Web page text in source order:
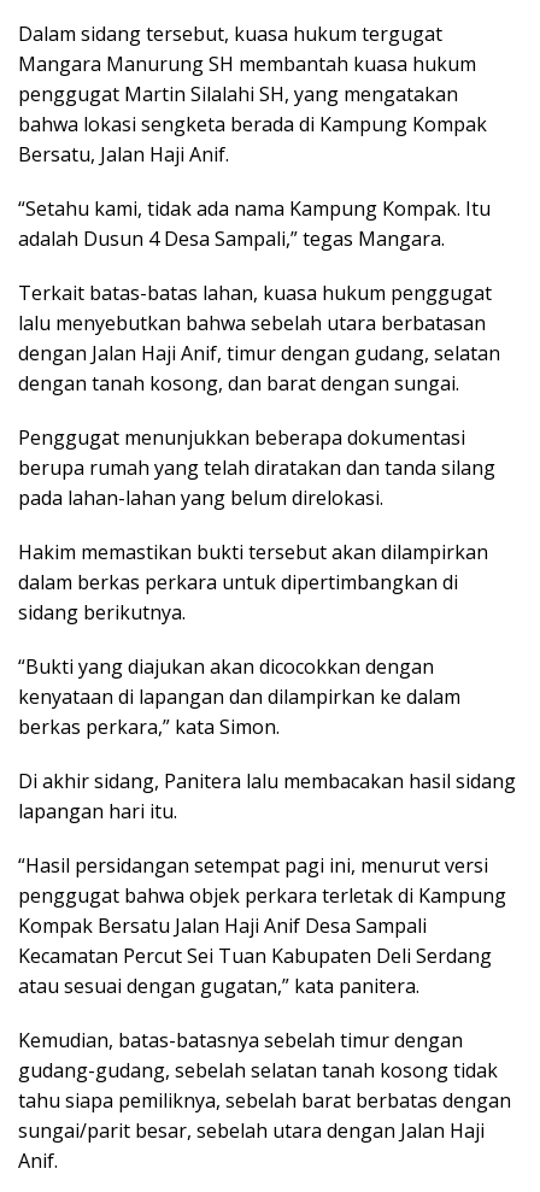
Dalam sidang tersebut, kuasa hukum tergugat
Mangara Manurung SH membantah kuasa hukum
penggugat Martin Silalahi SH, yang mengatakan
bahwa lokasi sengketa berada di Kampung Kompak
Bersatu, Jalan Haji Anif.
“Setahu kami, tidak ada nama Kampung Kompak. Itu
adalah Dusun 4 Desa Sampali,” tegas Mangara.
Terkait batas-batas lahan, kuasa hukum penggugat
lalu menyebutkan bahwa sebelah utara berbatasan
dengan Jalan Haji Anif, timur dengan gudang, selatan
dengan tanah kosong, dan barat dengan sungai.
Penggugat menunjukkan beberapa dokumentasi
berupa rumah yang telah diratakan dan tanda silang
pada lahan-lahan yang belum direlokasi.
Hakim memastikan bukti tersebut akan dilampirkan
dalam berkas perkara untuk dipertimbangkan di
sidang berikutnya.
“Bukti yang diajukan akan dicocokkan dengan
kenyataan di lapangan dan dilampirkan ke dalam
berkas perkara,” kata Simon.
Di akhir sidang, Panitera lalu membacakan hasil sidang
lapangan hari itu.
“Hasil persidangan setempat pagi ini, menurut versi
penggugat bahwa objek perkara terletak di Kampung
Kompak Bersatu Jalan Haji Anif Desa Sampali
Kecamatan Percut Sei Tuan Kabupaten Deli Serdang
atau sesuai dengan gugatan,” kata panitera.
Kemudian, batas-batasnya sebelah timur dengan
gudang-gudang, sebelah selatan tanah kosong tidak
tahu siapa pemiliknya, sebelah barat berbatas dengan
sungai/parit besar, sebelah utara dengan Jalan Haji
Anif.